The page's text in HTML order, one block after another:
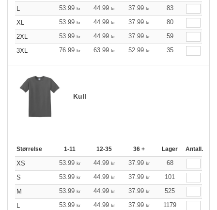
L
53.99 kr 44.99 kr 37.99 kr
83
XL
53.99 kr 44.99 kr 37.99 kr
80
2XL
53.99 kr 44.99 kr 37.99 kr
59
3XL
76.99 kr 63.99 kr 52.99 kr 35
Kull
Størrelse 1-11 12-35 36 + Lager Antall.
XS 53.99 kr 44.99 kr 37.99 kr
68
S
53.99 kr 44.99 kr 37.99 kr
101
M
53.99 kr 44.99 kr 37.99 kr
525
L
53.99 kr 44.99 kr 37.99 kr 1179